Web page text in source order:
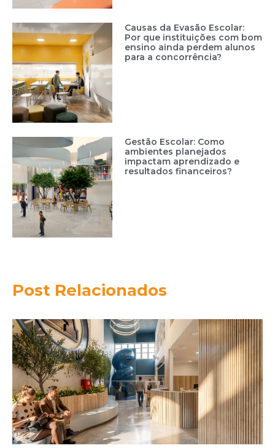
Causas da Evasão Escolar:
Por que instituições com bom
ensino ainda perdem alunos
para a concorrência?
Gestão Escolar: Como
ambientes planejados
impactam aprendizado e
resultados financeiros?
Post Relacionados